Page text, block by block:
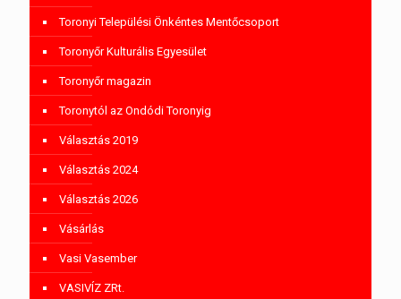
Toronyi Települési Önkéntes Mentőcsoport
Toronyőr Kulturális Egyesület
Toronyőr magazin
Toronytól az Ondódi Toronyig
Választás 2019
Választás 2024
Választás 2026
Vásárlás
Vasi Vasember
VASIVÍZ ZRt.